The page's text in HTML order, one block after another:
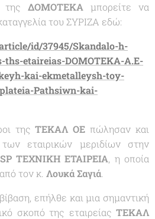
της ΔΟΜΟΤΕΚΑ μπορείτε να
του ΣΥΡΙΖΑ εδώ:
id/37945/Skandalo-h-
etaireias-DOMOTEKA-A.E-
kai-ekmetalleysh-toy-
Pathsiwn-kai-
τηςΤΕΚΑΛ ΟΕ πώλησαν και
εταιρικών μεριδίων στην
ΤΕΧΝΙΚΗ ΕΤΑΙΡΕΙΑ, η οποία
τον κ. Λουκά Σαγιά.
επήλθε και μια σημαντική
σκοπό της εταιρείας ΤΕΚΑΛ